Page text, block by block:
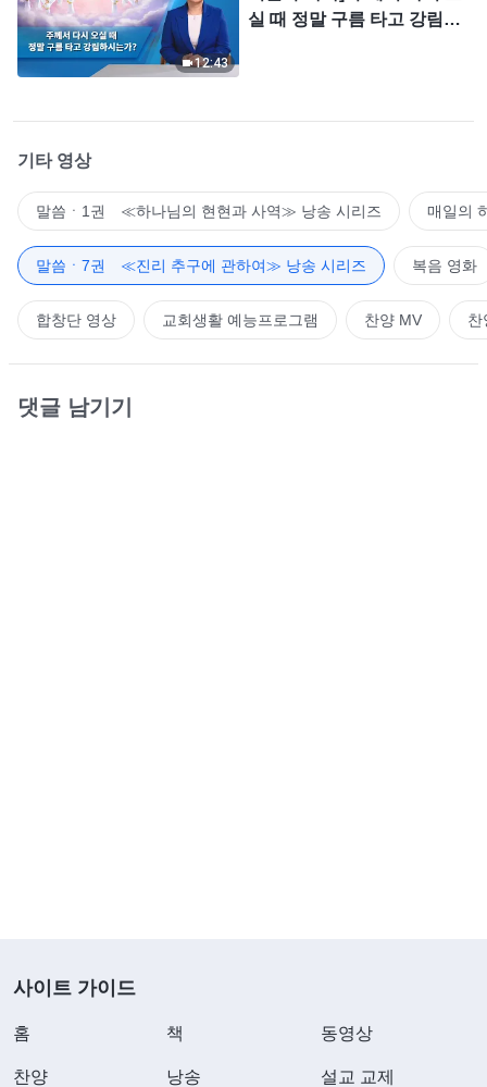
12:43
실 때 정말 구름 타고 강림하
기타 영상
말씀ㆍ1권 ≪하나님의 현현과 사역≫ 낭송 시리즈 매일의
말씀ㆍ7권 ≪진리 추구에 관하여≫ 낭송 시리즈 복음 영화
합창단 영상 교회생활 예능프로그램 찬양 MV 찬
댓글 남기기
사이트 가이드
홈 책 동영상
찬양 낭송 설교 교제